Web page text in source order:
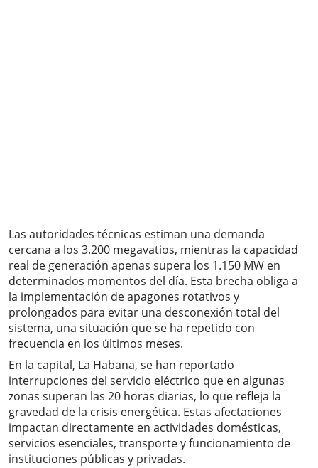
Las autoridades técnicas estiman una demanda
cercana a los 3.200 megavatios, mientras la capacidad
real de generación apenas supera los 1.150 MW en
determinados momentos del día. Esta brecha obliga a
la implementación de apagones rotativos y
prolongados para evitar una desconexión total del
sistema, una situación que se ha repetido con
frecuencia en los últimos meses.
En la capital, La Habana, se han reportado
interrupciones del servicio eléctrico que en algunas
zonas superan las 20 horas diarias, lo que refleja la
gravedad de la crisis energética. Estas afectaciones
impactan directamente en actividades domésticas,
servicios esenciales, transporte y funcionamiento de
instituciones públicas y privadas.